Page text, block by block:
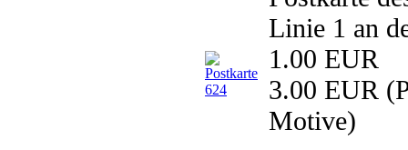
Linie 1 an
1.00 EUR
3.00 EUR
Motive)